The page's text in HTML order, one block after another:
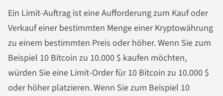
Ein Limit-Auftrag ist eine Aufforderung zum Kauf oder
Verkauf einer bestimmten Menge einer Kryptowährung
zu einem bestimmten Preis oder höher. Wenn Sie zum
Beispiel 10 Bitcoin zu 10.000 $ kaufen möchten,
würden Sie eine Limit-Order für 10 Bitcoin zu 10.000 $
oder höher platzieren. Wenn Sie zum Beispiel 10